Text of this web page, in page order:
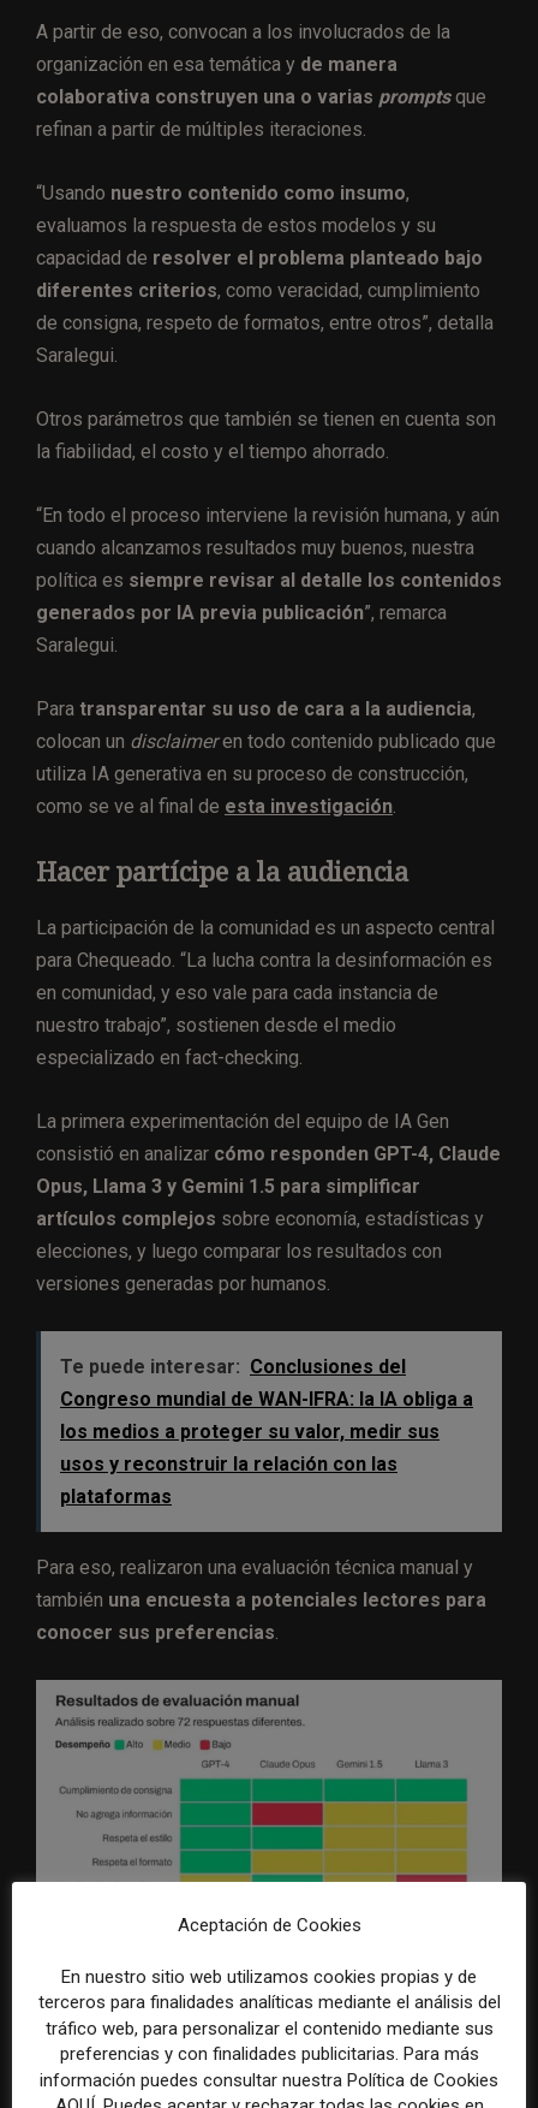
A partir de eso, convocan a los involucrados de la
organización en esa temática y de manera
colaborativa construyen una o varias promptsque
refinan a partir de múltiples iteraciones.
“Usando nuestro contenido como insumo,
evaluamos la respuesta de estos modelos y su
capacidad de resolver el problema planteado bajo
diferentes criterios, como veracidad, cumplimiento
de consigna, respeto de formatos, entre otros”, detalla
Saralegui.
Otros parámetros que también se tienen en cuenta son
la fiabilidad, el costo y el tiempo ahorrado.
“En todo el proceso interviene la revisión humana, y aún
cuando alcanzamos resultados muy buenos, nuestra
política es siempre revisar al detalle los contenidos
generados por IA previa publicación”, remarca
Saralegui.
Para transparentar su uso de cara a la audiencia,
colocan un disclaimeren todo contenido publicado que
utiliza IA generativa en su proceso de construcción,
como se ve al final de esta investigación
Hacer partícipe a la audiencia
La participación de la comunidad es un aspecto central
para Chequeado. “La lucha contra la desinformación es
en comunidad, y eso vale para cada instancia de
nuestro trabajo”, sostienen desde el medio
especializado en fact-checking.
La primera experimentación del equipo de IA Gen
consistió en analizar cómo responden GPT-4, Claude
Opus, Llama 3 y Gemini 1.5 para simplificar
artículos complejos sobre economía, estadísticas y
elecciones, y luego comparar los resultados con
versiones generadas por humanos.
Te puede interesar: Conclusiones del
Congreso mundial de WAN-IFRA: la IA obliga a
los medios a proteger su valor, medir sus
usos y reconstruir la relación con las
plataformas
Para eso, realizaron una evaluación técnica manual y
también una encuesta a potenciales lectores para
conocer sus preferencias
usando un sistema de semáforo indicó que todos los modelos respetaron
la consigna. Fuente: Chequeado
En total, 15 usuarios participaron de cinco rondas
donde “debían elegir entre dos versiones de textos
Aceptación de Cookies
En nuestro sitio web utilizamos cookies propias y de
terceros para finalidades analíticas mediante el análisis del
tráfico web, para personalizar el contenido mediante sus
preferencias y con finalidades publicitarias. Para más
información puedes consultar nuestra Política de Cookies